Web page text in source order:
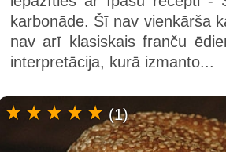
karbonāde. Šī nav vienkārša
nav arī klasiskais franču
interpretācija, kurā izmanto...
(1)